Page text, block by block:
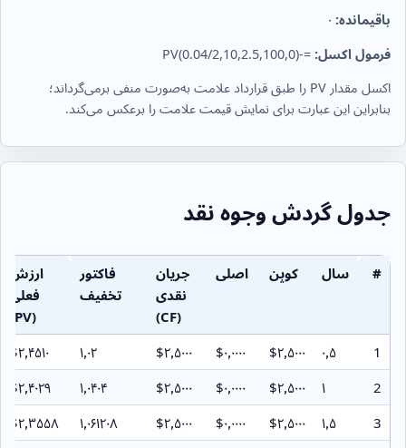
باقیمانده:
فرمول اکسل: =-PV(0.04/2,10,2.5,100,0)
اکسل مقدار PV را طبق قرارداد علامت به‌صورت منفی برمی‌گرداند؛
بنابراین این عبارت برای نمایش قیمت علامت را برعکس می‌کند.
جدول گردش وجوه نقد
# سال کوپن اصلی
جریان
نقدی
(CF)
فاکتور
تخفیف
ارزش
فعلی
(PV)
1
۰٫۵ ‎$۲٫۵۰۰۰ ‎$۰٫۰۰۰۰ ‎$۲٫۵۰۰۰ ۱٫۰۲
‎$۲٫۴۵۱۰
2
۱ ‎$۲٫۵۰۰۰ ‎$۰٫۰۰۰۰ ‎$۲٫۵۰۰۰ ۱٫۰۴۰۴
‎$۲٫۴۰۲۹
3
۱٫۵ ‎$۲٫۵۰۰۰ ‎$۰٫۰۰۰۰ ‎$۲٫۵۰۰۰ ۱٫۰۶۱۲۰۸
‎$۲٫۳۵۵۸